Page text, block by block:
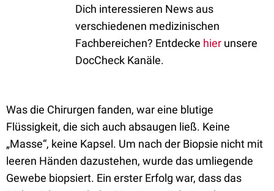
Dich interessieren News aus
verschiedenen medizinischen
Fachbereichen? Entdecke hier unsere
DocCheck Kanäle.
Was die Chirurgen fanden, war eine blutige
Flüssigkeit, die sich auch absaugen ließ. Keine
„Masse“, keine Kapsel. Um nach der Biopsie nicht mit
leeren Händen dazustehen, wurde das umliegende
Gewebe biopsiert. Ein erster Erfolg war, dass das